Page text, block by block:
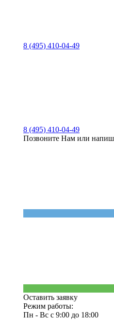
8 (495) 410-04-49
8 (495) 410-04-49
Позвоните Нам или
Оставить заявку
Режим работы:
Пн - Вс с 9:00 до 18:00